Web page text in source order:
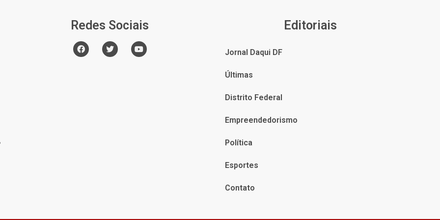
Redes Sociais Editoriais
Jornal Daqui DF
Últimas
Distrito Federal
Empreendedorismo
Política
Esportes
Contato